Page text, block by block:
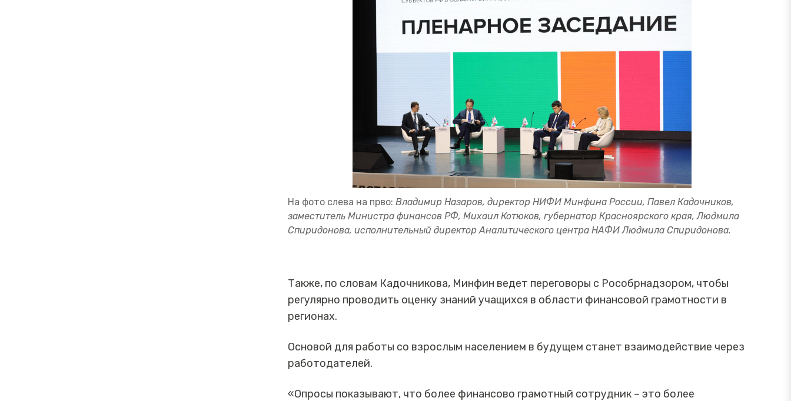
На фото слева на прво:Владимир Назаров, директор НИФИ Минфина России, Павел Кадочников,
заместитель Министра финансов РФ, Михаил Котюков, губернатор Красноярского края, Людмила
Спиридонова, исполнительный директор Аналитического центра НАФИ Людмила Спиридонова.
Также, по словам Кадочникова, Минфин ведет переговоры с Рособрнадзором, чтобы
регулярно проводить оценку знаний учащихся в области финансовой грамотности в
регионах.
Основой для работы со взрослым населением в будущем станет взаимодействие через
работодателей.
«Опросы показывают, что более финансово грамотный сотрудник – это более